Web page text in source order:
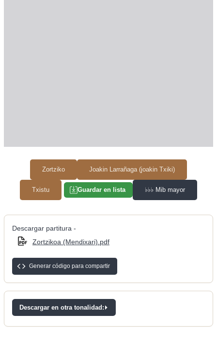
Zortziko Joakin Larrañaga (joakin Txiki)
Txistu Guardar en lista ♭♭♭ Mib mayor
Descargar partitura -
Zortzikoa (Mendixari).pdf
Generar código para compartir
Descargar en otra tonalidad: